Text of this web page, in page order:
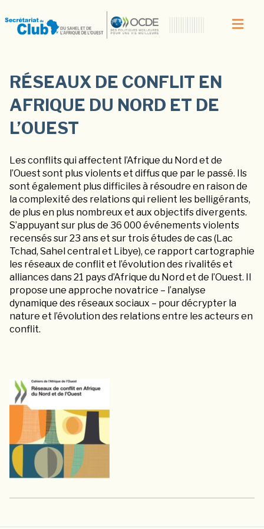
RÉSEAUX DE CONFLIT EN
AFRIQUE DU NORD ET DE
L’OUEST
Les conflits qui affectent l’Afrique du Nord et de
l’Ouest sont plus violents et diffus que par le passé. Ils
sont également plus difficiles à résoudre en raison de
la complexité des relations qui relient les belligérants,
de plus en plus nombreux et aux objectifs divergents.
S’appuyant sur plus de 36 000 événements violents
recensés sur 23 ans et sur trois études de cas (Lac
Tchad, Sahel central et Libye), ce rapport cartographie
les réseaux de conflit et l’évolution des rivalités et
alliances dans 21 pays d’Afrique du Nord et de l’Ouest. Il
propose une approche novatrice – l’analyse
dynamique des réseaux sociaux – pour décrypter la
nature et l’évolution des relations entre les acteurs en
conflit.